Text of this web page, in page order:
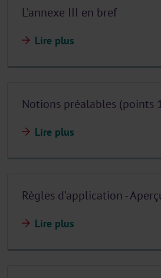
L’annexe III en bref
Lire plus
Notions préalables (points
Lire plus
Règles d’application -
Lire plus